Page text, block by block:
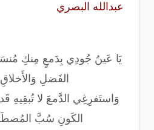
عبدالله البصري
يَا عَينُ جُودِي بِدَمعٍ مِنكِ
الفَضلِ
وَاستَفرِغِي الدَّمعَ لا
الكَونِ سُبَّ